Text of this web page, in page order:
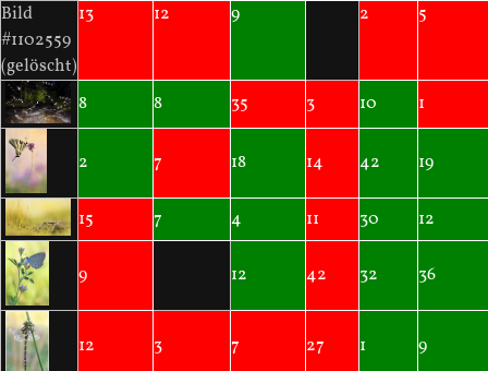
Bild
#1102559
(gelöscht)
13 12 9 2 5
8 8 35 3 10 1
2 7 18 14 42 19
15 7 4 11 30 12
9 12 42 32 36
12 3 7 27 1 9